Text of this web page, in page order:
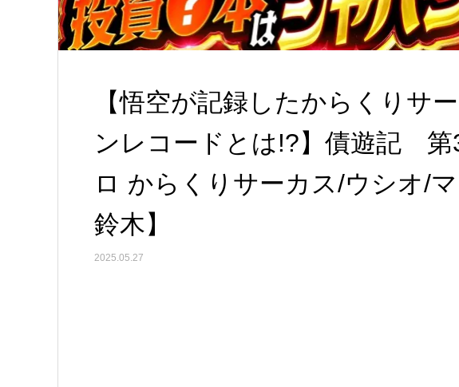
【悟空が記録したからくりサ
ンレコードとは!?】債遊記 第
ロ からくりサーカス/ウシオ/
鈴木】
2025.05.27